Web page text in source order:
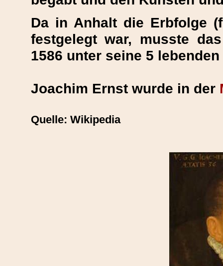
Da in Anhalt die Erbfolge
festgelegt war, musste
1586 unter seine 5
Joachim Ernst wurde in der
Quelle: Wikipedia